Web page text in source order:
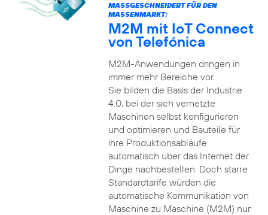
MASSGESCHNEIDERT FÜR DEN M
ASSENMARKT:
M2M mit IoT Connect
von Telefónica
M2M-Anwendungen dringen in
immer mehr Bereiche vor.
Sie bilden die Basis der Industrie
4.0, bei der sich vernetzte
Maschinen selbst konfigurieren
und optimieren und Bauteile für
ihre Produktionsabläufe
automatisch über das Internet der
Dinge nachbestellen. Doch starre
Standardtarife würden die
automatische Kommunikation von
Maschine zu Maschine (M2M) nur